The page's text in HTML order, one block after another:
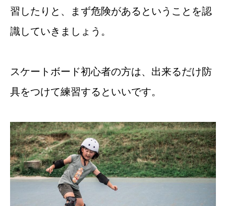
習したりと、まず危険があるということを認
識していきましょう。
スケートボード初心者の方は、出来るだけ防
具をつけて練習するといいです。